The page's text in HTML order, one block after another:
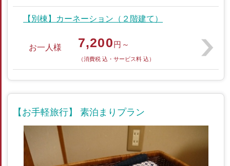
【別棟】カーネーション（２階建て）
お一人様 7,200円～
（消費税 込・サービス料 込）
【お手軽旅行】 素泊まりプラン